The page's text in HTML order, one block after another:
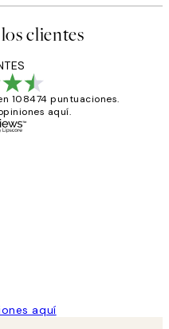
clientes
108474 puntuaciones.
aquí.
aquí